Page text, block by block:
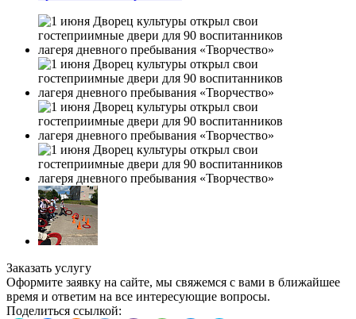
Заказать услугу
Оформите заявку на сайте, мы свяжемся с вами в ближайшее
время и ответим на все интересующие вопросы.
Поделиться ссылкой: